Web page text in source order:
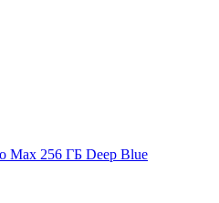
Max 256 ГБ Deep Blue